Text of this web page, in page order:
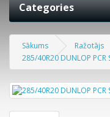
Categories
Sākums Ražotājs
285/40R20 DUNLOP PCR